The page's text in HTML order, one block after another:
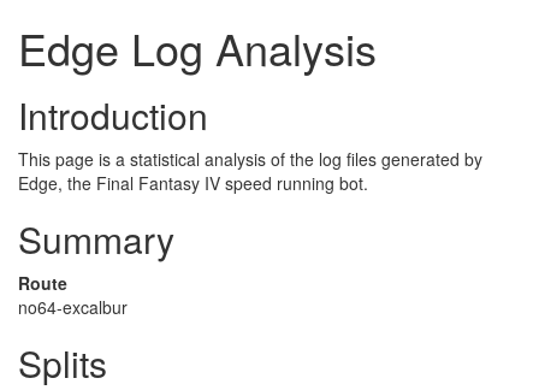
Edge Log Analysis
Introduction
This page is a statistical analysis of the log files generated by
Edge, the Final Fantasy IV speed running bot.
Summary
Route
no64-excalbur
Splits